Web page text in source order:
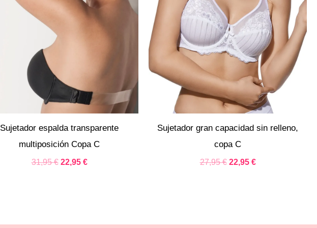
Sujetador espalda transparente
multiposición Copa C
31,95€ 22,95 €
Sujetador gran capacidad sin relleno,
copa C
27,95€ 22,95 €